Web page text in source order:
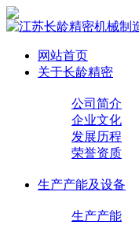
网站首页
关于长龄精密
公司简介
企业文化
发展历程
荣誉资质
生产产能及设备
生产产能